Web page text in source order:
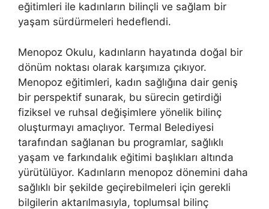
eğitimleri ile kadınların bilinçli ve sağlam bir
yaşam sürdürmeleri hedeflendi.
Menopoz Okulu, kadınların hayatında doğal bir
dönüm noktası olarak karşımıza çıkıyor.
Menopoz eğitimleri, kadın sağlığına dair geniş
bir perspektif sunarak, bu sürecin getirdiği
fiziksel ve ruhsal değişimlere yönelik bilinç
oluşturmayı amaçlıyor. Termal Belediyesi
tarafından sağlanan bu programlar, sağlıklı
yaşam ve farkındalık eğitimi başlıkları altında
yürütülüyor. Kadınların menopoz dönemini daha
sağlıklı bir şekilde geçirebilmeleri için gerekli
bilgilerin aktarılmasıyla, toplumsal bilinç